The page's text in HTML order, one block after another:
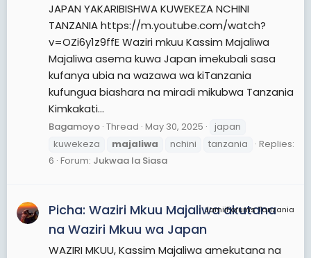
JAPAN YAKARIBISHWA KUWEKEZA NCHINI
TANZANIA https://m.youtube.com/watch?
v=OZi6y1z9ffE Waziri mkuu Kassim Majaliwa
Majaliwa asema kuwa Japan imekubali sasa
kufanya ubia na wazawa wa kiTanzania
kufungua biashara na miradi mikubwa Tanzania
Kimkakati...
Bagamoyo Thread May 30, 2025
japan
kuwekeza
majaliwa nchini tanzania
Replies:
6 Forum: Jukwaa la Siasa
JamiiForums Tanzania
Picha: Waziri Mkuu Majaliwa akutana
na Waziri Mkuu wa Japan
WAZIRI MKUU, Kassim Majaliwa amekutana na